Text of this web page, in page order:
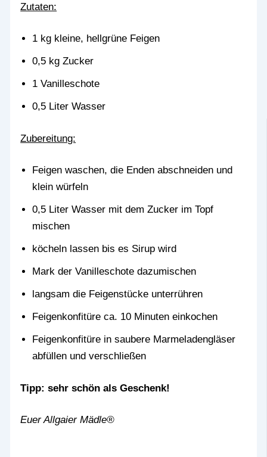
Zutaten:
1 kg kleine, hellgrüne Feigen
0,5 kg Zucker
1 Vanilleschote
0,5 Liter Wasser
Zubereitung:
Feigen waschen, die Enden abschneiden und
klein würfeln
0,5 Liter Wasser mit dem Zucker im Topf
mischen
köcheln lassen bis es Sirup wird
Mark der Vanilleschote dazumischen
langsam die Feigenstücke unterrühren
Feigenkonfitüre ca. 10 Minuten einkochen
Feigenkonfitüre in saubere Marmeladengläser
abfüllen und verschließen
Tipp: sehr schön als Geschenk!
Euer Allgaier Mädle®